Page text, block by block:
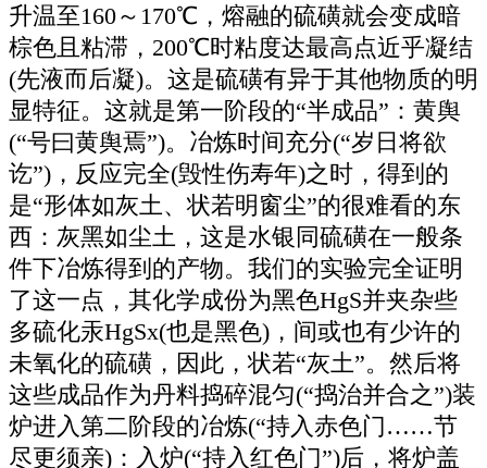
升温至160～170℃，熔融的硫磺就会变成暗
棕色且粘滞，200℃时粘度达最高点近乎凝结
(先液而后凝)。这是硫磺有异于其他物质的明
显特征。这就是第一阶段的“半成品”：黄舆
(“号曰黄舆焉”)。冶炼时间充分(“岁日将欲
讫”)，反应完全(毁性伤寿年)之时，得到的
是“形体如灰土、状若明窗尘”的很难看的东
西：灰黑如尘土，这是水银同硫磺在一般条
件下冶炼得到的产物。我们的实验完全证明
了这一点，其化学成份为黑色HgS并夹杂些
多硫化汞HgSx(也是黑色)，间或也有少许的
未氧化的硫磺，因此，状若“灰土”。然后将
这些成品作为丹料捣碎混匀(“捣治并合之”)装
炉进入第二阶段的冶炼(“持入赤色门……节
尽更须亲)：入炉(“持入红色门”)后，将炉盖